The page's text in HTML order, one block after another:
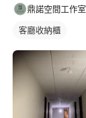
鼎諾空間工作室
客廳收納櫃